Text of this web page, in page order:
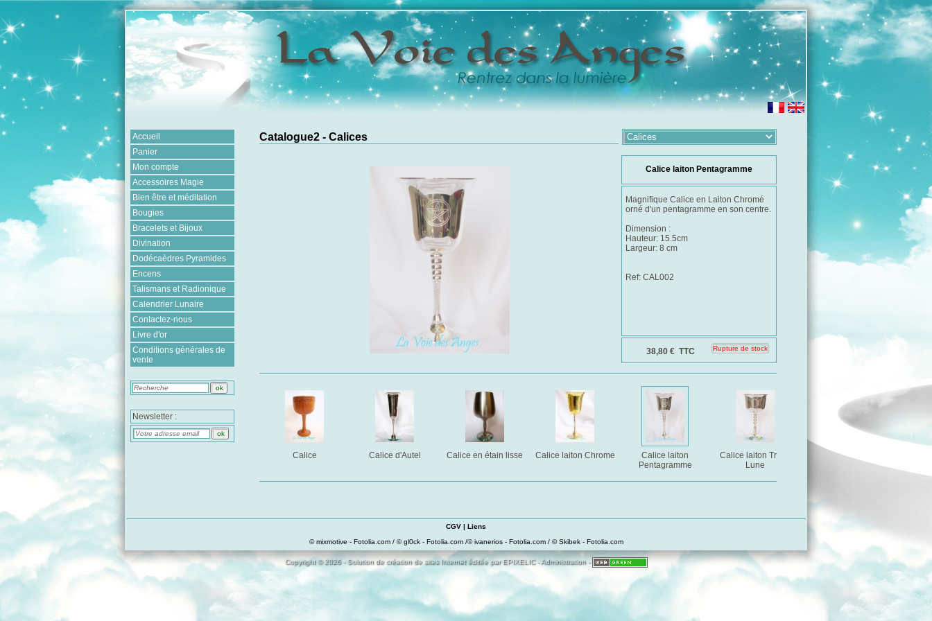
Accueil
Panier
Mon compte
Accessoires Magie
Bien être et méditation
Bougies
Bracelets et Bijoux
Divination
Dodécaèdres Pyramides
Encens
Talismans et Radionique
Calendrier Lunaire
Contactez-nous
Livre d'or
Conditions générales de
vente
Newsletter :
Catalogue2 - Calices
Calice laiton Pentagramme
Magnifique Calice en Laiton Chromé
orné d'un pentagramme en son centre.
Dimension :
Hauteur: 15.5cm
Largeur: 8 cm
Ref: CAL002
TTC
38,80 €
Calice Calice d'Autel Calice en étain lisse Calice laiton Chrome
Calice laiton
Pentagramme
Calice laiton Triple
Lune
Calice Pentagramme
CGV | Liens
© mixmotive - Fotolia.com / © gl0ck - Fotolia.com /© ivanerios - Fotolia.com / © Skibek - Fotolia.com
Copyright © 2026 - Solution de création de sites Internet éditée par EPIXELIC- Administration-